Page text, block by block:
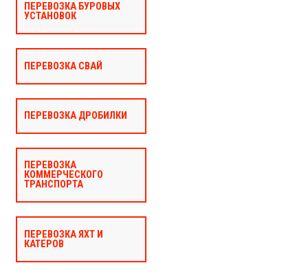
ПЕРЕВОЗКА БУРОВЫХ
УСТАНОВОК
ПЕРЕВОЗКА СВАЙ
ПЕРЕВОЗКА ДРОБИЛКИ
ПЕРЕВОЗКА
КОММЕРЧЕСКОГО
ТРАНСПОРТА
ПЕРЕВОЗКА ЯХТ И
КАТЕРОВ